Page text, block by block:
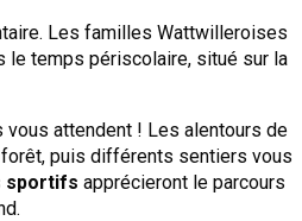
Les familles Wattwilleroises
le temps périscolaire, situé sur la
vous attendent ! Les alentours de
puis différents sentiers vous
sportifs apprécieront le parcours